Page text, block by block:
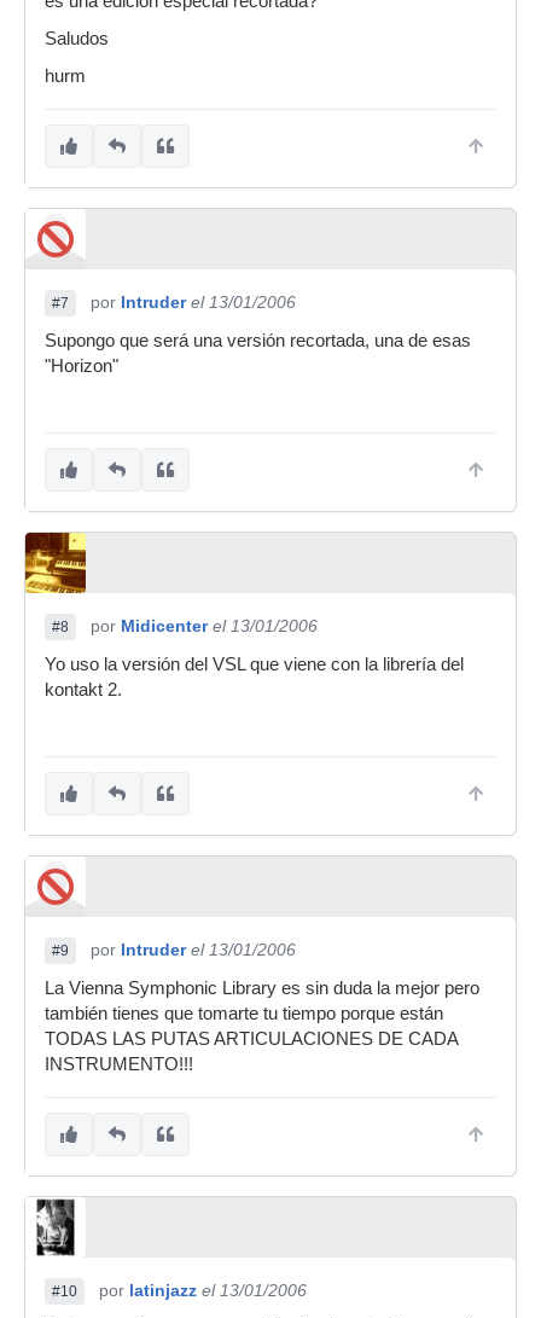
Saludos
hurm
#7 por Intruder el 13/01/2006
Supongo que será una versión recortada, una de esas
"Horizon"
#8 por Midicenter el 13/01/2006
Yo uso la versión del VSL que viene con la librería del
kontakt 2.
#9 por Intruder el 13/01/2006
La Vienna Symphonic Library es sin duda la mejor pero
también tienes que tomarte tu tiempo porque están
TODAS LAS PUTAS ARTICULACIONES DE CADA
INSTRUMENTO!!!
#10 por latinjazz el 13/01/2006